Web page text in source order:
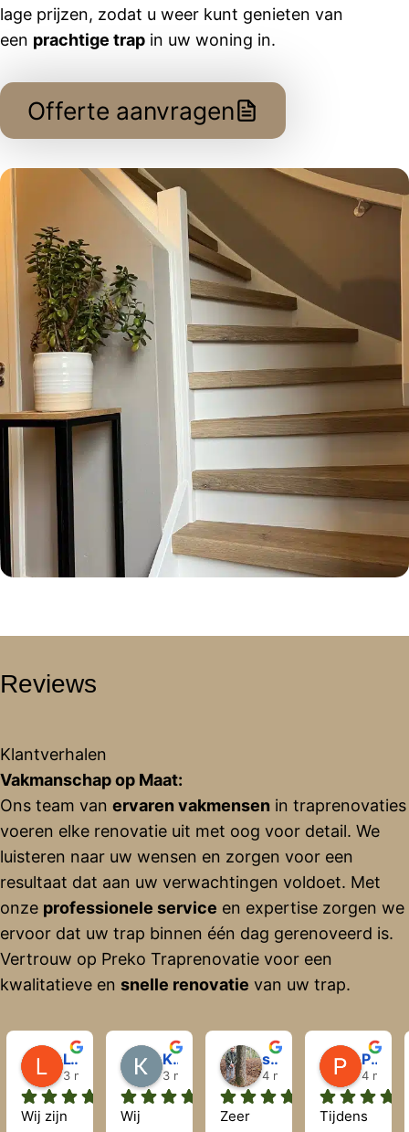
lage prijzen, zodat u weer kunt genieten van
een prachtige trap in uw woning in.
Offerte aanvragen
Reviews
Klantverhalen
Vakmanschap op Maat:
Ons team van ervaren vakmensen in traprenovaties
voeren elke renovatie uit met oog voor detail. We
luisteren naar uw wensen en zorgen voor een
resultaat dat aan uw verwachtingen voldoet. Met
onze professionele service en expertise zorgen we
ervoor dat uw trap binnen één dag gerenoveerd is.
Vertrouw op Preko Traprenovatie voor een
kwalitatieve en snelle renovatie van uw trap.
Lyda Flandrijn
3 maanden geleden
Wij zijn
Krisztián Hegyi
3 maanden geleden
Wij
sjaak wingerden
4 maanden geleden
Zeer
Perry Lodder
4
Tijdens